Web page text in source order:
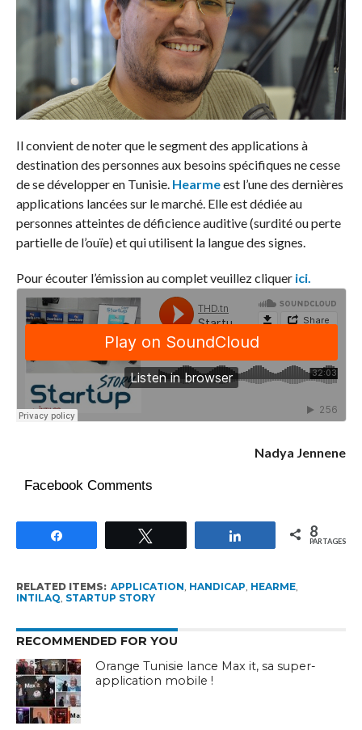
Il convient de noter que le segment des applications à
destination des personnes aux besoins spécifiques ne cesse
de se développer en Tunisie. Hearmeest l’une des dernières
applications lancées sur le marché. Elle est dédiée au
personnes atteintes de déficience auditive (surdité ou perte
partielle de l’ouïe) et qui utilisent la langue des signes.
Pour écouter l’émission au complet veuillez cliquer ici.
Nadya Jennene
Facebook Comments
Partagez 8
PARTAGES
RELATED ITEMS: APPLICATION, HANDICAP, HEARME,
INTILAQ, STARTUP STORY
RECOMMENDED FOR YOU
Orange Tunisie lance Max it, sa super-
application mobile !